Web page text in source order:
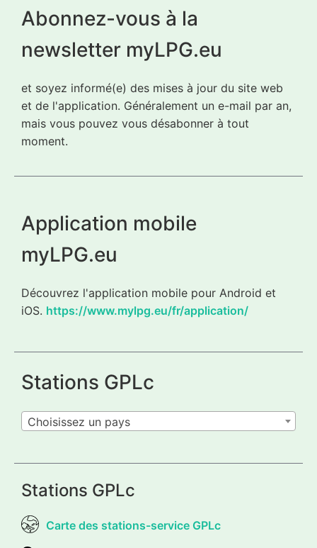
Abonnez-vous à la
newsletter myLPG.eu
et soyez informé(e) des mises à jour du site web
et de l'application. Généralement un e-mail par an,
mais vous pouvez vous désabonner à tout
moment.
Application mobile
myLPG.eu
Découvrez l'application mobile pour Android et
iOS. https://www.mylpg.eu/fr/application/
Stations GPLc
Choisissez un pays
Stations GPLc
Carte des stations-service GPLc